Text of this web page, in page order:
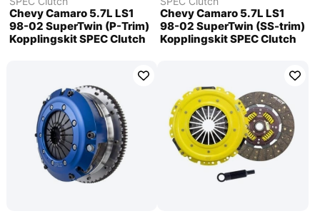
Chevy Camaro 5.7L LS1
98-02 SuperTwin (P-Trim)
Kopplingskit SPEC Clutch
Chevy Camaro 5.7L LS1
98-02 SuperTwin (SS-trim)
Kopplingskit SPEC Clutch